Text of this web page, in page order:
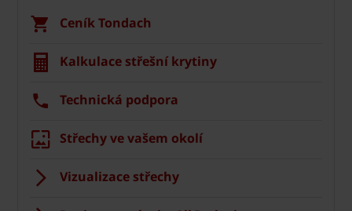
Ceník Tondach
Kalkulace střešní krytiny
Technická podpora
Střechy ve vašem okolí
Vizualizace střechy